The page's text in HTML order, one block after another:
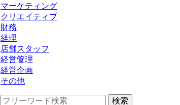
マーケティング
クリエイティブ
財務
経理
店舗スタッフ
経営管理
経営企画
その他